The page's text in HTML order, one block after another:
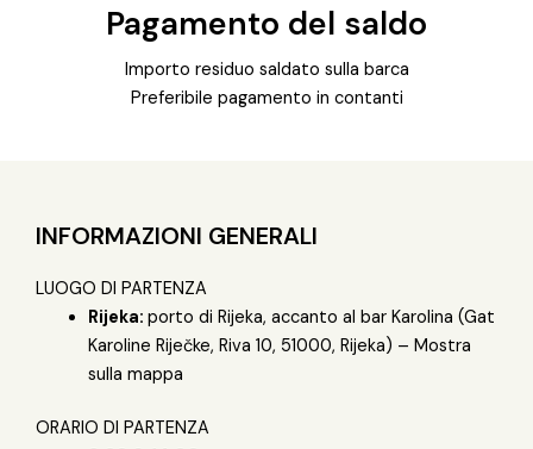
Pagamento del saldo
Importo residuo saldato sulla barca
Preferibile pagamento in contanti
INFORMAZIONI GENERALI
LUOGO DI PARTENZA
Rijeka: porto di Rijeka, accanto al bar Karolina (Gat
Karoline Riječke, Riva 10, 51000, Rijeka) – Mostra
sulla mappa
ORARIO DI PARTENZA